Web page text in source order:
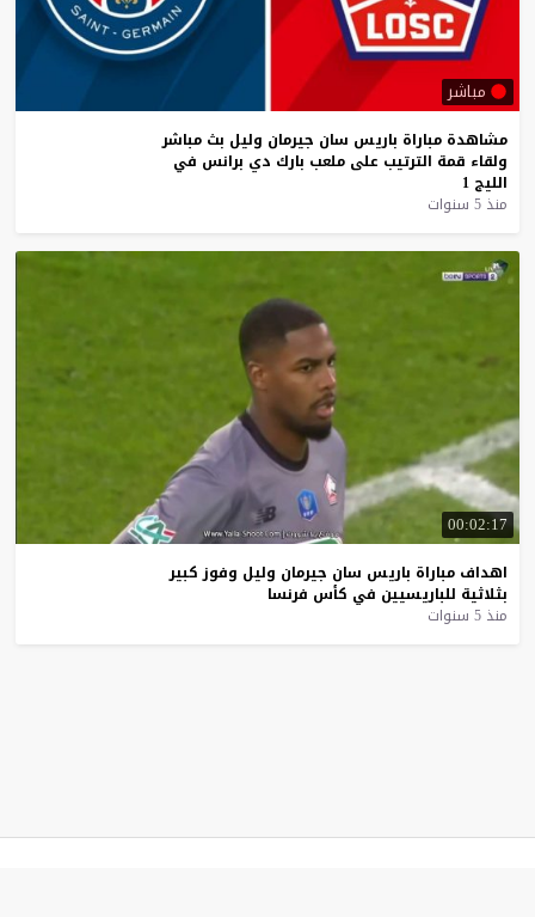
مباشر
مشاهدة مباراة باريس سان جيرمان وليل بث مباشر
ولقاء قمة الترتيب على ملعب بارك دي برانس في
الليج 1
منذ 5 سنوات
00:02:17
اهداف مباراة باريس سان جيرمان وليل وفوز كبير
بثلاثية للباريسيين في كأس فرنسا
منذ 5 سنوات